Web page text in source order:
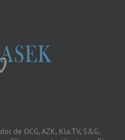
de OCG, AZK, Kla.TV, S&G,